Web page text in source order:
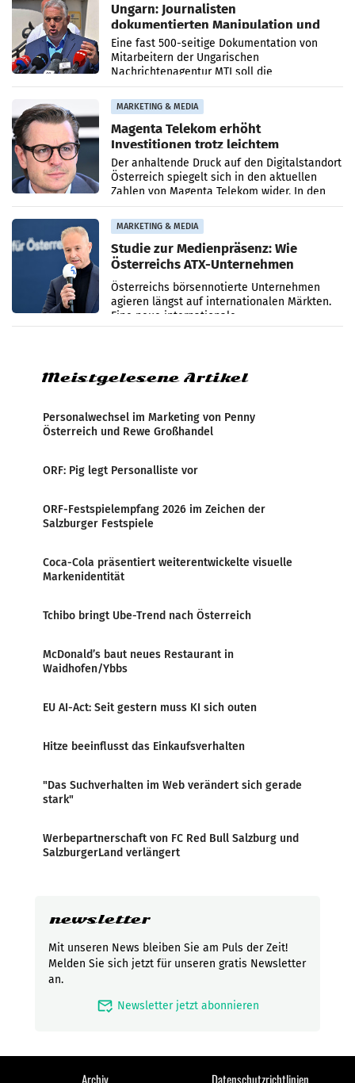
Ungarn: Journalisten
dokumentierten Manipulation und
Zensur
Eine fast 500-seitige Dokumentation von
Mitarbeitern der Ungarischen
Nachrichtenagentur MTI soll die
systematische Nachrichten-Manipulation und
Zensur bei der Agentur während der Zeit
MARKETING & MEDIA
Magenta Telekom erhöht
Investitionen trotz leichtem
Umsatzrückgang
Der anhaltende Druck auf den Digitalstandort
Österreich spiegelt sich in den aktuellen
Zahlen von Magenta Telekom wider. In den
ersten sechs Monaten des laufenden Jahres
verzeichnete
MARKETING & MEDIA
Studie zur Medienpräsenz: Wie
Österreichs ATX-Unternehmen
international wahrgenommen
werden
Österreichs börsennotierte Unternehmen
agieren längst auf internationalen Märkten.
Eine neue internationale
Medienresonanzanalyse untersucht die
Meistgelesene Artikel
Personalwechsel im Marketing von Penny
Österreich und Rewe Großhandel
ORF: Pig legt Personalliste vor
ORF-Festspielempfang 2026 im Zeichen der
Salzburger Festspiele
Coca-Cola präsentiert weiterentwickelte visuelle
Markenidentität
Tchibo bringt Ube-Trend nach Österreich
McDonald’s baut neues Restaurant in
Waidhofen/Ybbs
EU AI-Act: Seit gestern muss KI sich outen
Hitze beeinflusst das Einkaufsverhalten
"Das Suchverhalten im Web verändert sich gerade
stark"
Werbepartnerschaft von FC Red Bull Salzburg und
SalzburgerLand verlängert
newsletter
Mit unseren News bleiben Sie am Puls der Zeit!
Melden Sie sich jetzt für unseren gratis Newsletter
an.
mark_email_read Newsletter jetzt abonnieren
Archiv Datenschutzrichtlinien